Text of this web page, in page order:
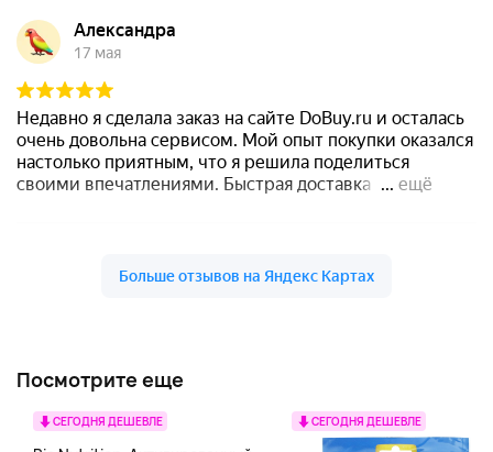
Посмотрите еще
СЕГОДНЯ ДЕШЕВЛЕ СЕГОДНЯ ДЕШЕВЛЕ